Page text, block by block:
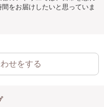
をお届けしたいと思っていま
せをする